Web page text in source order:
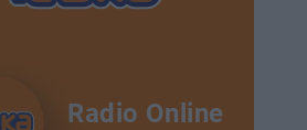
Radio Online